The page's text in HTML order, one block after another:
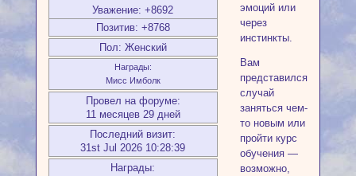
Уважение: +8692
Позитив: +8768
Пол: Женский
Награды:
Мисс Имболк
Провел на форуме:
11 месяцев 29 дней
Последний визит:
31st Jul 2026 10:28:39
Награды:
эмоций или
через
инстинкты.
Вам
представился
случай
заняться чем-
то новым или
пройти курс
обучения —
возможно,